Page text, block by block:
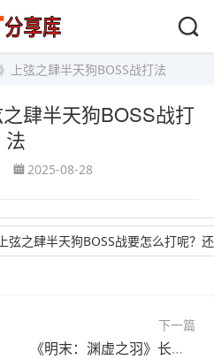
上弦之肆半天狗BOSS战打法
之肆半天狗BOSS战打
法
2025-08-28
弦之肆半天狗BOSS战要怎么打呢
下一篇
《明末：渊虚之羽》长枪轮椅构筑推荐